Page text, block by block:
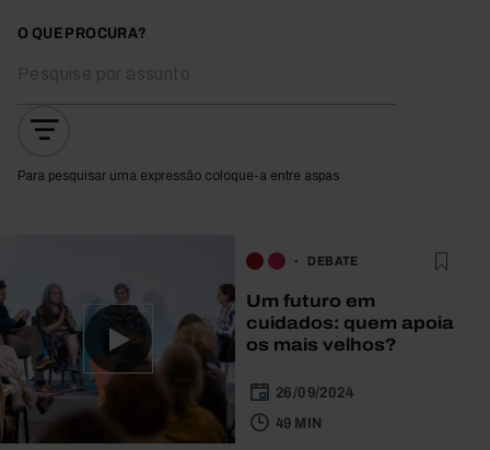
O QUE PROCURA?
Para pesquisar uma expressão coloque-a entre aspas
DEBATE
Um futuro em
cuidados: quem apoia
os mais velhos?
26/09/2024
49 MIN